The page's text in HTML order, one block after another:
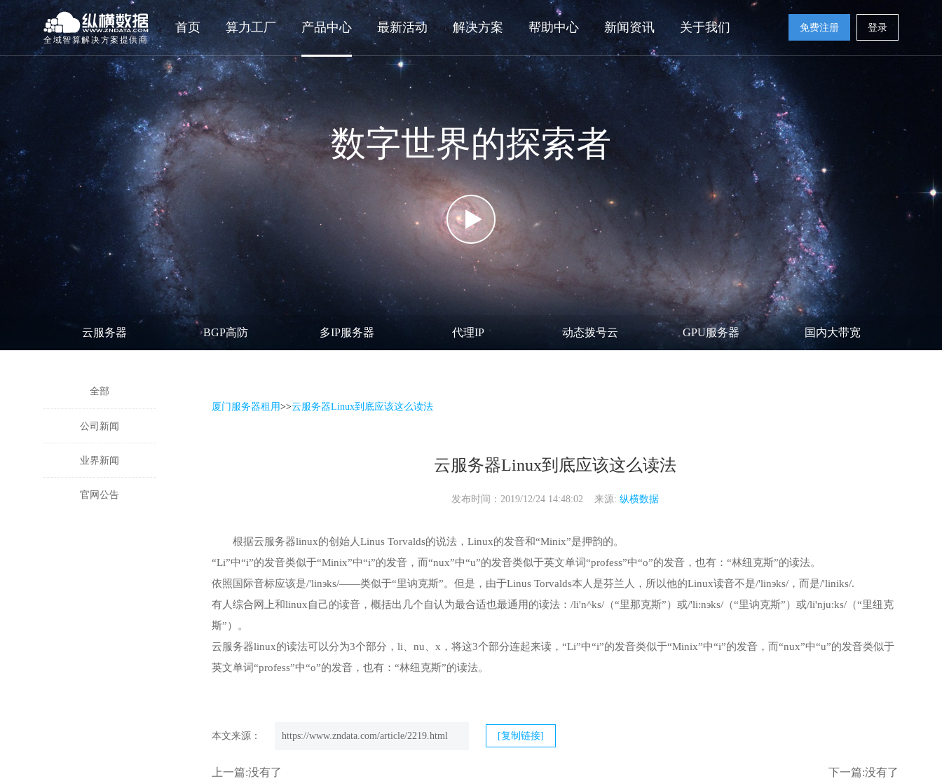
全域智算解决方案提供商
首页 算力工厂 产品中心 最新活动 解决方案 帮助中心 新闻资讯 关于我们 免费注册 登录
数字世界的探索者
云服务器 BGP高防 多IP服务器 代理IP 动态拨号云 GPU服务器 国内大带宽
全部
公司新闻
业界新闻
官网公告
厦门服务器租用>>云服务器Linux到底应该这么读法
云服务器Linux到底应该这么读法
发布时间：2019/12/24 14:48:02 来源: 纵横数据
根据云服务器linux的创始人Linus Torvalds的说法，Linux的发音和“Minix”是押韵的。
“Li”中“i”的发音类似于“Minix”中“i”的发音，而“nux”中“u”的发音类似于英文单词“profess”中“o”的发音，也有：“林纽克斯”的读法。
依照国际音标应该是/'linэks/——类似于“里讷克斯”。但是，由于Linus Torvalds本人是芬兰人，所以他的Linux读音不是/'linэks/，而是/'liniks/.
有人综合网上和linux自己的读音，概括出几个自认为最合适也最通用的读法：/li'n^ks/（“里那克斯”）或/'li:nэks/（“里讷克斯”）或/li'nju:ks/（“里纽克
斯”）。
云服务器linux的读法可以分为3个部分，li、nu、x，将这3个部分连起来读，“Li”中“i”的发音类似于“Minix”中“i”的发音，而“nux”中“u”的发音类似于
英文单词“profess”中“o”的发音，也有：“林纽克斯”的读法。
本文来源： https://www.zndata.com/article/2219.html [复制链接]
上一篇:没有了 下一篇:没有了